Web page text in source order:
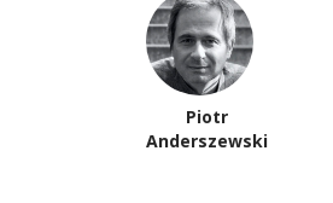
Piotr
Anderszewski